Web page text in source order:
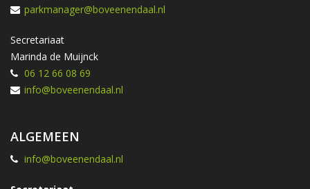
parkmanager@boveenendaal.nl
Secretariaat
Marinda de Muijnck
06 12 66 08 69
info@boveenendaal.nl
ALGEMEEN
info@boveenendaal.nl